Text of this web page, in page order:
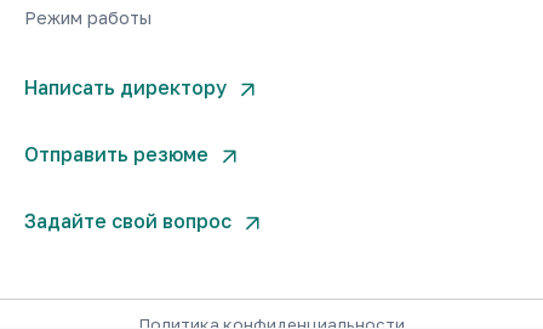
Режим работы
Написать директору
Отправить резюме
Задайте свой вопрос
Политика конфиденциальности